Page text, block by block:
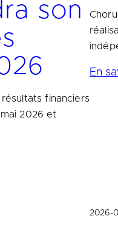
son
financiers
2026 et
En
2026-